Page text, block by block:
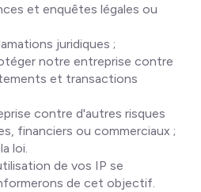
et enquêtes légales ou
juridiques ;
notre entreprise contre
et transactions
contre d'autres risques
financiers ou commerciaux ;
loi.
de vos IP se
de cet objectif.